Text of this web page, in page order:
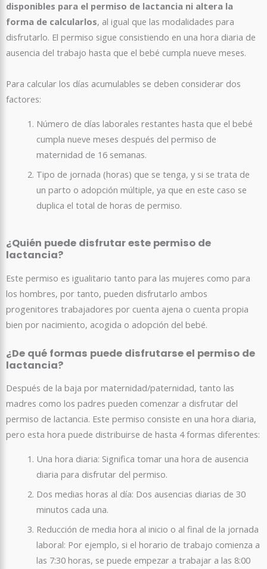
disponibles para el permiso de lactancia ni altera la
forma de calcularlos, al igual que las modalidades para
disfrutarlo. El permiso sigue consistiendo en una hora diaria de
ausencia del trabajo hasta que el bebé cumpla nueve meses.
Para calcular los días acumulables se deben considerar dos
factores:
Número de días laborales restantes hasta que el bebé
cumpla nueve meses después del permiso de
maternidad de 16 semanas.
Tipo de jornada (horas) que se tenga, y si se trata de
un parto o adopción múltiple, ya que en este caso se
duplica el total de horas de permiso.
¿Quién puede disfrutar este permiso de
lactancia?
Este permiso es igualitario tanto para las mujeres como para
los hombres, por tanto, pueden disfrutarlo ambos
progenitores trabajadores por cuenta ajena o cuenta propia
bien por nacimiento, acogida o adopción del bebé.
¿De qué formas puede disfrutarse el permiso de
lactancia?
Después de la baja por maternidad/paternidad, tanto las
madres como los padres pueden comenzar a disfrutar del
permiso de lactancia. Este permiso consiste en una hora diaria,
pero esta hora puede distribuirse de hasta 4 formas diferentes:
Una hora diaria: Significa tomar una hora de ausencia
diaria para disfrutar del permiso.
Dos medias horas al día: Dos ausencias diarias de 30
minutos cada una.
Reducción de media hora al inicio o al final de la jornada
laboral: Por ejemplo, si el horario de trabajo comienza a
las 7:30 horas, se puede empezar a trabajar a las 8:00